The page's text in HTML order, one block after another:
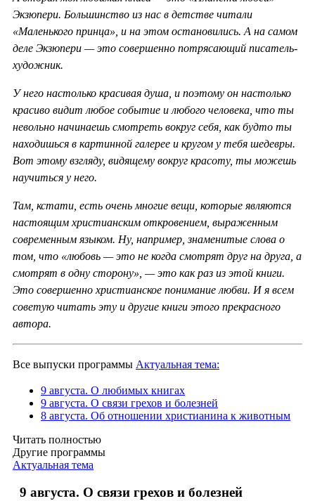
Экзюпери. Большинство из нас в детстве читали
«Маленького принца», и на этом остановились. А на самом
деле Экзюпери — это совершенно потрясающий писатель-
художник.
У него настолько красивая душа, и поэтому он настолько
красиво видит любое событие и любого человека, что ты
невольно начинаешь смотреть вокруг себя, как будто ты
находишься в картинной галерее и кругом у тебя шедевры.
Вот этому взгляду, видящему вокруг красоту, ты можешь
научиться у него.
Там, кстати, есть очень многие вещи, которые являются
настоящим христианским откровением, выраженным
современным языком. Ну, например, знаменитые слова о
том, что «любовь — это не когда смотрят друг на друга, а
смотрят в одну сторону», — это как раз из этой книги.
Это совершенно христианское понимание любви. И я всем
советую читать эту и другие книги этого прекрасного
автора.
Все выпуски программы Актуальная тема:
9 августа. О любимых книгах
9 августа. О связи грехов и болезней
8 августа. Об отношении христианина к животным
Читать полностью
Другие программы
Актуальная тема
9 августа. О связи грехов и болезней